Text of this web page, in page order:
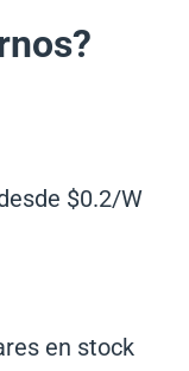
$0.2/W
en stock